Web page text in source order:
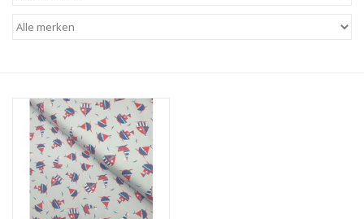
Opbergsystemen
Stoffen
Breien en haken
Handwerk